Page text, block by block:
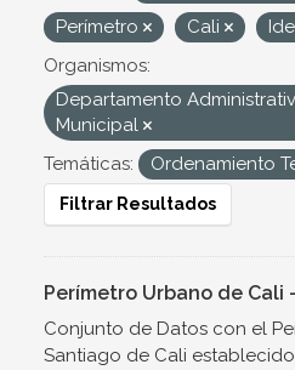
Perímetro
Cali
Organismos:
Departamento
Municipal
Temáticas:
Ordenamiento
Filtrar Resultados
Perímetro Urbano de Cali
Conjunto de Datos con el
Santiago de Cali